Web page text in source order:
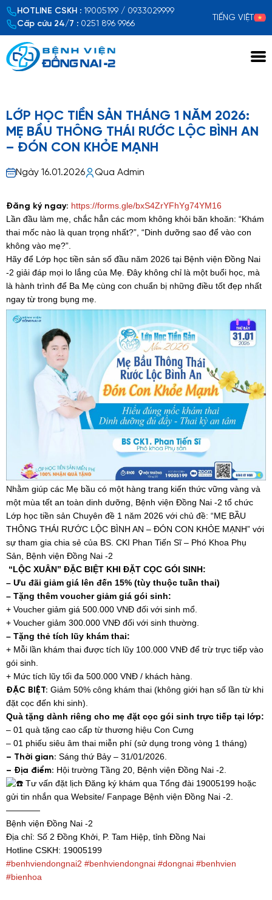
HOTLINE CSKH : 19005199 / 0933029999
Cấp cứu 24/7 : 0251 896 9966
TIẾNG VIỆT
LỚP HỌC TIỀN SẢN THÁNG 1 NĂM 2026:
MẸ BẦU THÔNG THÁI RƯỚC LỘC BÌNH AN
– ĐÓN CON KHỎE MẠNH
Ngày 16.01.2026 Qua Admin
Đăng ký ngay: https://forms.gle/bxS4ZrYFhYg74YM16
Lần đầu làm mẹ, chắc hẳn các mom không khỏi băn khoăn: “Khám
thai mốc nào là quan trọng nhất?”, “Dinh dưỡng sao để vào con
không vào mẹ?”.
Hãy để Lớp học tiền sản số đầu năm 2026 tại Bệnh viện Đồng Nai
-2 giải đáp mọi lo lắng của Mẹ. Đây không chỉ là một buổi học, mà
là hành trình để Ba Mẹ cùng con chuẩn bị những điều tốt đẹp nhất
ngay từ trong bụng mẹ.
Nhằm giúp các Mẹ bầu có một hàng trang kiến thức vững vàng và
một mùa tết an toàn dinh dưỡng, Bệnh viện Đồng Nai -2 tổ chức
Lớp học tiền sản Chuyên đề 1 năm 2026 với chủ đề: “MẸ BẦU
THÔNG THÁI RƯỚC LỘC BÌNH AN – ĐÓN CON KHỎE MẠNH” với
sự tham gia chia sẻ của BS. CKI Phan Tiến Sĩ – Phó Khoa Phụ
Sản, Bệnh viện Đồng Nai -2
“LỘC XUÂN” ĐẶC BIỆT KHI ĐẶT CỌC GÓI SINH:
– Ưu đãi giảm giá lên đến 15% (tùy thuộc tuần thai)
– Tặng thêm voucher giảm giá gói sinh:
+ Voucher giảm giá 500.000 VNĐ đối với sinh mổ.
+ Voucher giảm 300.000 VNĐ đối với sinh thường.
– Tặng thẻ tích lũy khám thai:
+ Mỗi lần khám thai được tích lũy 100.000 VNĐ để trừ trực tiếp vào
gói sinh.
+ Mức tích lũy tối đa 500.000 VNĐ / khách hàng.
ĐẶC BIỆT: Giảm 50% công khám thai (không giới hạn số lần từ khi
đặt cọc đến khi sinh).
Quà tặng dành riêng cho mẹ đặt cọc gói sinh trực tiếp tại lớp:
– 01 quà tặng cao cấp từ thương hiệu Con Cưng
– 01 phiếu siêu âm thai miễn phí (sử dụng trong vòng 1 tháng)
– Thời gian: Sáng thứ Bảy – 31/01/2026.
– Địa điểm: Hội trường Tầng 20, Bệnh viện Đồng Nai -2.
Tư vấn đặt lịch Đăng ký khám qua Tổng đài 19005199 hoặc
gửi tin nhắn qua Website/ Fanpage Bệnh viện Đồng Nai -2.
————
Bệnh viện Đồng Nai -2
Địa chỉ: Số 2 Đồng Khởi, P. Tam Hiệp, tỉnh Đồng Nai
Hotline CSKH: 19005199
#benhviendongnai2 #benhviendongnai #dongnai #benhvien
#bienhoa